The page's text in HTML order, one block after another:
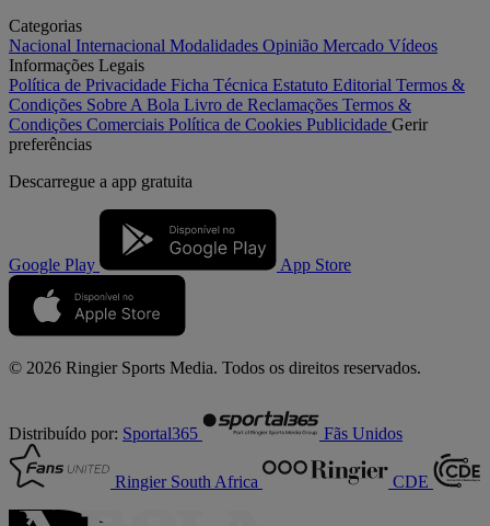
Categorias
Nacional Internacional Modalidades Opinião Mercado Vídeos
Informações Legais
Política de Privacidade Ficha Técnica Estatuto Editorial Termos &
Condições Sobre A Bola Livro de Reclamações Termos &
Condições Comerciais Política de Cookies Publicidade Gerir
preferências
Descarregue a app gratuita
Google Play App Store
© 2026 Ringier Sports Media. Todos os direitos reservados.
Distribuído por: Sportal365 Fãs Unidos
Ringier South Africa CDE